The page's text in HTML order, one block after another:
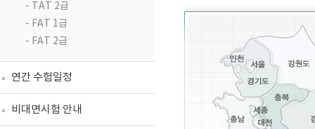
- TAT 2급
- FAT 1급
- FAT 2급
연간 수험일정
비대면시험 안내